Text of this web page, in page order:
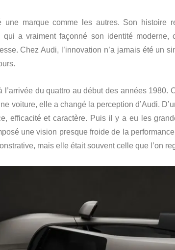
une marque comme les autres. Son histoire
qui a vraiment façonné son identité moderne,
Chez Audi, l’innovation n’a jamais été un
l’arrivée du quattro au début des années
voiture, elle a changé la perception d’Audi.
efficacité et caractère. Puis il y a eu les
une vision presque froide de la
mais elle était souvent celle que l’on